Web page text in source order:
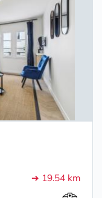
➔ 19.54 km